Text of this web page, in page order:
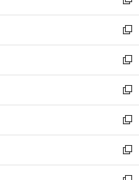
開
く
ウ
で
開
く
ン
ド
ウ
で
開
く
ウ
ィ
ン
ド
ウ
で
開
く
新
し
い
ウ
ィ
ン
ド
ウ
で
開
く
新
し
い
ウ
ィ
ン
ド
ウ
で
開
新
し
い
ウ
ィ
ン
ド
ウ
新
し
い
ウ
ィ
ン
新
し
い
ウ
新
し